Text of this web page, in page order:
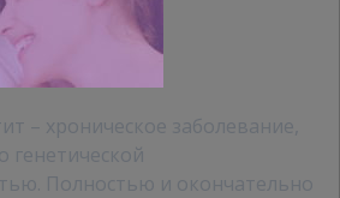
– хроническое заболевание,
генетической
Полностью и окончательно